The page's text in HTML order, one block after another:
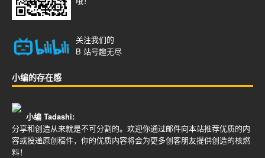
关注我们的
B 站号趣无尽
小编的存在感
小编 Tadashi:
分享和创造从来就是不可分割的。欢迎你通过邮件向本站推荐优质的内
容或投递原创稿件，你的优质内容将会为更多创客朋友提供创造的核燃
料！